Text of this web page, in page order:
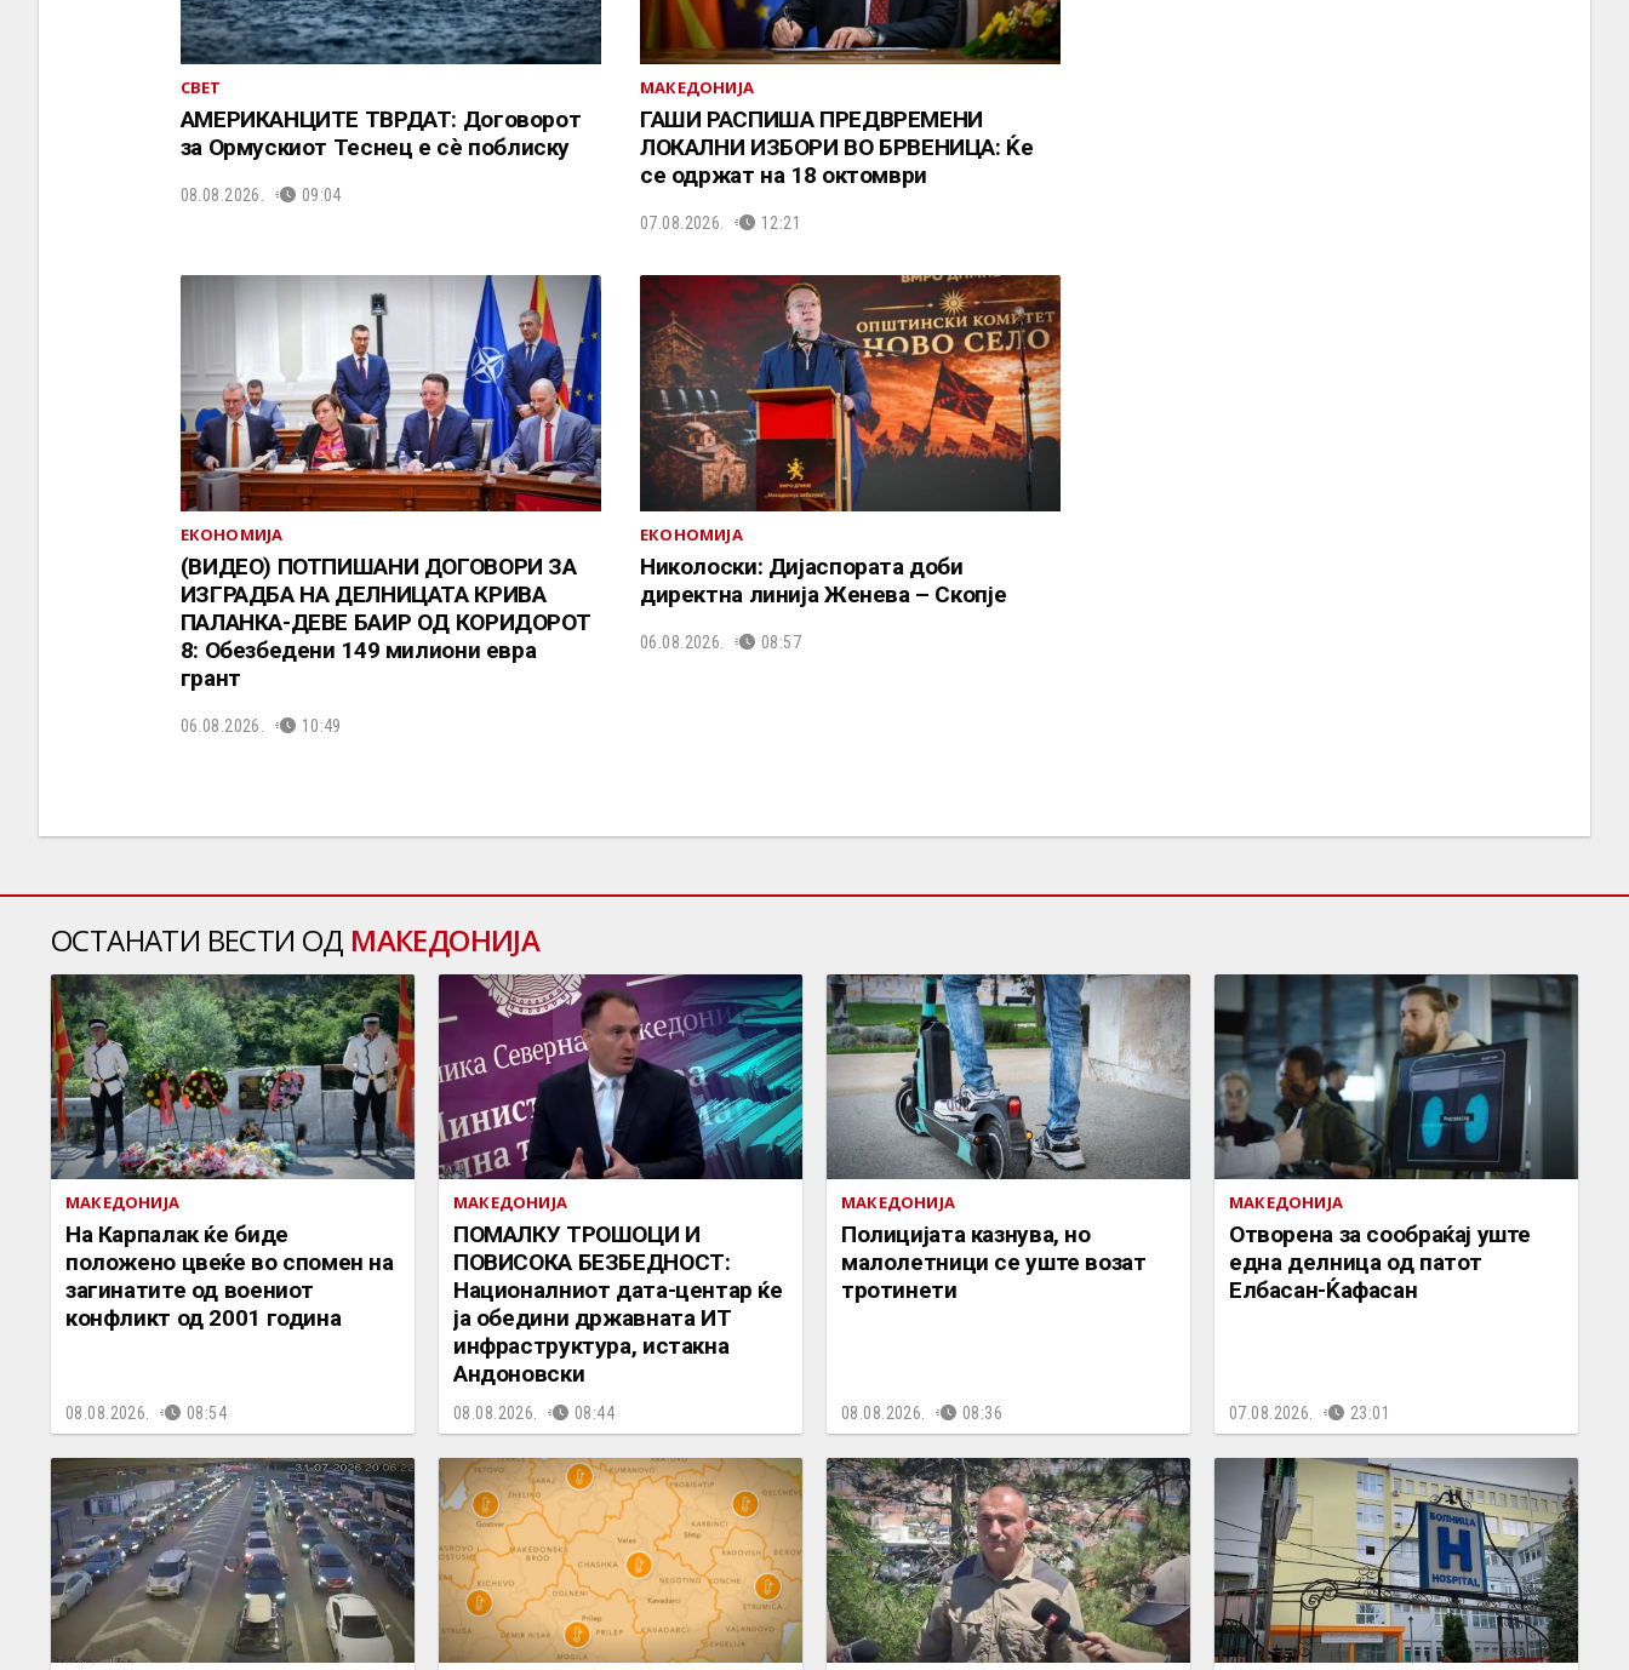
СВЕТ
АМЕРИКАНЦИТЕ ТВРДАТ: Договорот
за Ормускиот Теснец е сè поблиску
08.08.2026. 09:04
МАКЕДОНИЈА
ГАШИ РАСПИША ПРЕДВРЕМЕНИ
ЛОКАЛНИ ИЗБОРИ ВО БРВЕНИЦА: Ќе
се одржат на 18 октомври
07.08.2026. 12:21
ЕКОНОМИЈА
(ВИДЕО) ПОТПИШАНИ ДОГОВОРИ ЗА
ИЗГРАДБА НА ДЕЛНИЦАТА КРИВА
ПАЛАНКА-ДЕВЕ БАИР ОД КОРИДОРОТ
8: Обезбедени 149 милиони евра
грант
06.08.2026. 10:49
ЕКОНОМИЈА
Николоски: Дијаспората доби
директна линија Женева – Скопје
06.08.2026. 08:57
ОСТАНАТИ ВЕСТИ ОД МАКЕДОНИЈА
МАКЕДОНИЈА
На Карпалак ќе биде
положено цвеќе во спомен на
загинатите од воениот
конфликт од 2001 година
08.08.2026. 08:54
МАКЕДОНИЈА
ПОМАЛКУ ТРОШОЦИ И
ПОВИСОКА БЕЗБЕДНОСТ:
Националниот дата-центар ќе
ја обедини државната ИТ
инфраструктура, истакна
Андоновски
08.08.2026. 08:44
МАКЕДОНИЈА
Полицијата казнува, но
малолетници се уште возат
тротинети
08.08.2026. 08:36
МАКЕДОНИЈА
Отворена за сообраќај уште
една делница од патот
Елбасан-Ќафасан
07.08.2026. 23:01